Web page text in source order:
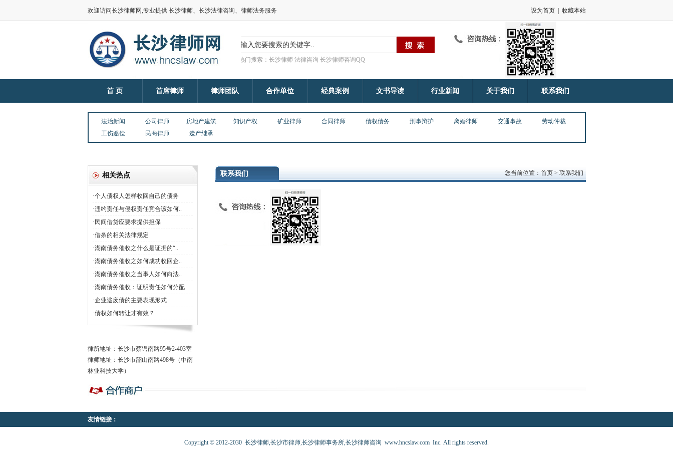
欢迎访问长沙律师网,专业提供 长沙律师、长沙法律咨询、律师法务服务 设为首页| 收藏本站
热门搜索：长沙律师 法律咨询 长沙律师咨询QQ
首 页 首席律师 律师团队 合作单位 经典案例 文书导读 行业新闻 关于我们 联系我们
法治新闻 公司律师 房地产建筑 知识产权 矿业律师 合同律师 债权债务 刑事辩护 离婚律师 交通事故
劳动仲裁
工伤赔偿
民商律师 遗产继承
相关热点
·个人债权人怎样收回自己的债务
·违约责任与侵权责任竞合该如何..
·民间借贷应要求提供担保
·借条的相关法律规定
·湖南债务催收之什么是证据的“..
·湖南债务催收之如何成功收回企..
·湖南债务催收之当事人如何向法..
·湖南债务催收：证明责任如何分配
·企业逃废债的主要表现形式
·债权如何转让才有效？
律所地址：长沙市蔡锷南路95号2-403室
律师地址：长沙市韶山南路498号（中南
林业科技大学）
联系我们 您当前位置：首页 > 联系我们
友情链接：
Copyright © 2012-2030 长沙律师,长沙市律师,长沙律师事务所,长沙律师咨询 www.hncslaw.com Inc. All rights reserved.